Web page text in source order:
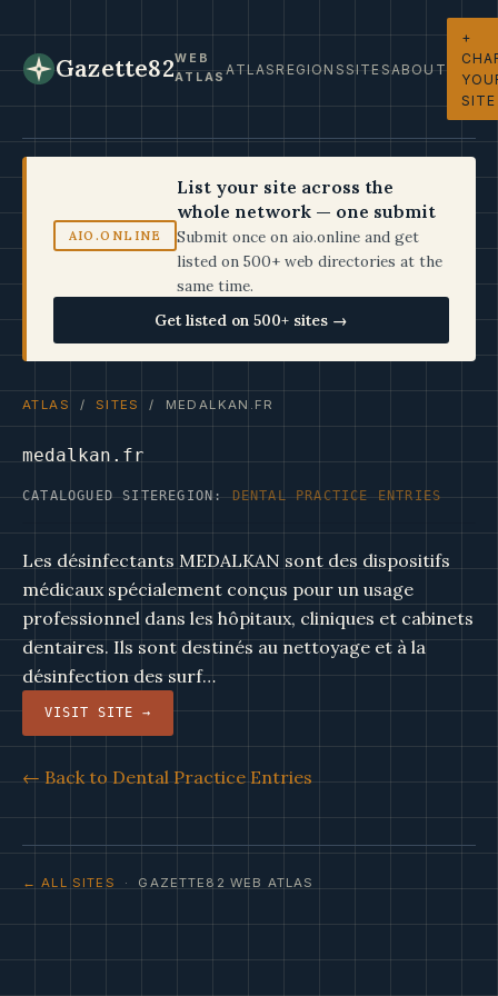
Gazette82WEB
ATLASATLASREGIONSSITESABOUT
+
SITE
AIO.ONLINE
List your site across the
whole network — one submit
Submit once on aio.online and get
listed on 500+ web directories at the
same time.
Get listed on 500+ sites →
ATLAS / SITES / MEDALKAN.FR
medalkan.fr
CATALOGUED SITEREGION:DENTAL PRACTICE ENTRIES
Les désinfectants MEDALKAN sont des dispositifs
médicaux spécialement conçus pour un usage
professionnel dans les hôpitaux, cliniques et cabinets
dentaires. Ils sont destinés au nettoyage et à la
désinfection des surf…
VISIT SITE →
← Back to Dental Practice Entries
← ALL SITES · GAZETTE82 WEB ATLAS